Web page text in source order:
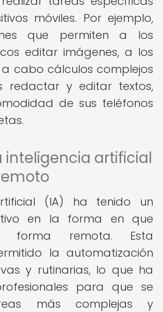
móviles. Por ejemplo,
que permiten a los
editar imágenes, a los
cabo cálculos complejos
redactar y editar textos,
de sus teléfonos
inteligencia artificial
(IA) ha tenido un
en la forma en que
forma remota. Esta
la automatización
y rutinarias, lo que ha
para que se
más complejas y